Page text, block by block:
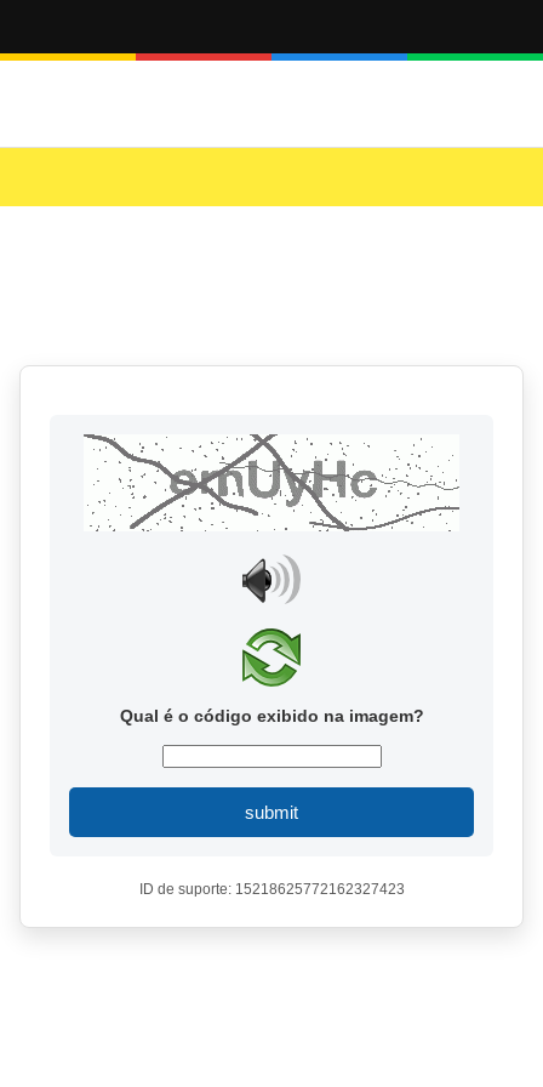
Qual é o código exibido na imagem?
submit
ID de suporte: 15218625772162327423